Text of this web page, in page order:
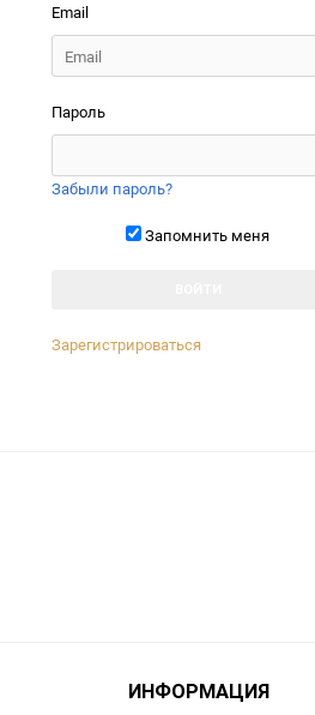
Email
Пароль
Забыли пароль?
Запомнить меня
Зарегистрироваться
ИНФОРМАЦИЯ